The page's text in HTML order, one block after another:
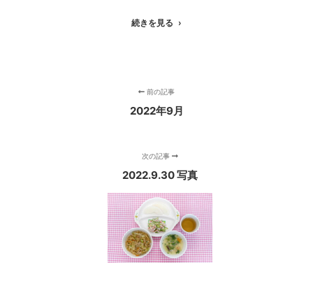
続きを見る
前の記事
2022年9月
次の記事
2022.9.30 写真